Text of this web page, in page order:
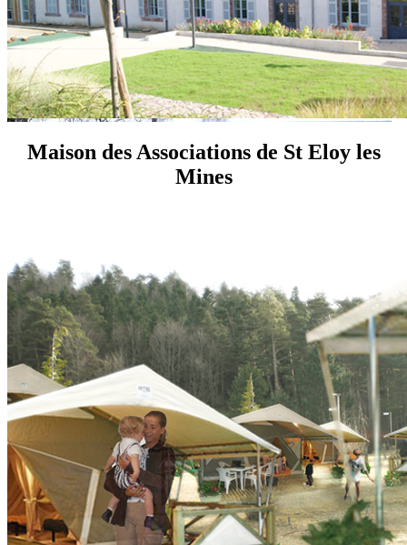
Maison des Associations de St Eloy les
Mines